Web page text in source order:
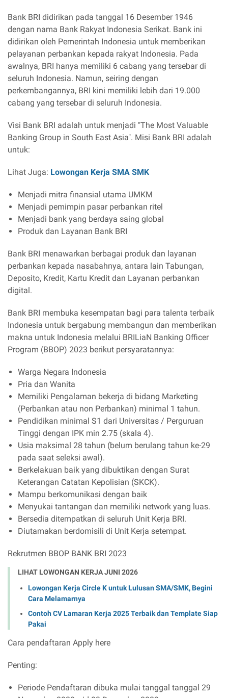
Bank BRI didirikan pada tanggal 16 Desember 1946
dengan nama Bank Rakyat Indonesia Serikat. Bank ini
didirikan oleh Pemerintah Indonesia untuk memberikan
pelayanan perbankan kepada rakyat Indonesia. Pada
awalnya, BRI hanya memiliki 6 cabang yang tersebar di
seluruh Indonesia. Namun, seiring dengan
perkembangannya, BRI kini memiliki lebih dari 19.000
cabang yang tersebar di seluruh Indonesia.
Visi Bank BRI adalah untuk menjadi "The Most Valuable
Banking Group in South East Asia". Misi Bank BRI adalah
untuk:
Lihat Juga: Lowongan Kerja SMA SMK
Menjadi mitra finansial utama UMKM
Menjadi pemimpin pasar perbankan ritel
Menjadi bank yang berdaya saing global
Produk dan Layanan Bank BRI
Bank BRI menawarkan berbagai produk dan layanan
perbankan kepada nasabahnya, antara lain Tabungan,
Deposito, Kredit, Kartu Kredit dan Layanan perbankan
digital.
Bank BRI membuka kesempatan bagi para talenta terbaik
Indonesia untuk bergabung membangun dan memberikan
makna untuk Indonesia melalui BRILiaN Banking Officer
Program (BBOP) 2023 berikut persyaratannya:
Warga Negara Indonesia
Pria dan Wanita
Memiliki Pengalaman bekerja di bidang Marketing
(Perbankan atau non Perbankan) minimal 1 tahun.
Pendidikan minimal S1 dari Universitas / Perguruan
Tinggi dengan IPK min 2.75 (skala 4).
Usia maksimal 28 tahun (belum berulang tahun ke-29
pada saat seleksi awal).
Berkelakuan baik yang dibuktikan dengan Surat
Keterangan Catatan Kepolisian (SKCK).
Mampu berkomunikasi dengan baik
Menyukai tantangan dan memiliki network yang luas.
Bersedia ditempatkan di seluruh Unit Kerja BRI.
Diutamakan berdomisili di Unit Kerja setempat.
Rekrutmen BBOP BANK BRI 2023
LIHAT LOWONGAN KERJA JUNI 2026
Lowongan Kerja Circle K untuk Lulusan SMA/SMK, Begini
Cara Melamarnya
Contoh CV Lamaran Kerja 2025 Terbaik dan Template Siap
Pakai
Cara pendaftaran Apply here
Penting:
Periode Pendaftaran dibuka mulai tanggal tanggal 29